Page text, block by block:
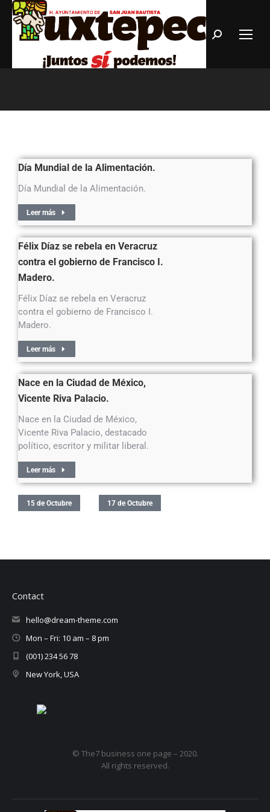
Día Mundial de la Alimentación.
Día Mundial de la Alimentación.
Leer más
Félix Díaz se rebela en Veracruz
contra el gobierno de Francisco I.
Madero.
Félix Díaz se rebela en Veracruz
contra el gobierno de Francisco I.
Madero.
Leer más
Nace en la Ciudad de México,
Vicente Riva Palacio.
Nace en la Ciudad de México,
Vicente Riva Palacio, destacado
político, escritor y militar liberal.
Leer más
15 de Octubre 17 de Octubre
Contact
hello@dream-theme.com
Mon – Fri: 10 am – 8 pm
(001) 234 56 78
New York, USA
© The7 business one page – 2020.
All rights reserved.